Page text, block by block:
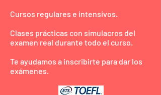
Cursos regulares e intensivos.
Clases prácticas con simulacros del
examen real durante todo el curso.
Te ayudamos a inscribirte para dar los
exámenes.